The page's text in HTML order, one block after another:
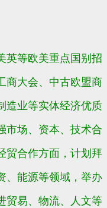
英等欧美重点国别招
商大会、中古欧盟商
造业等实体经济优质
市场、资本、技术合
贸合作方面，计划拜
、能源等领域，举办
贸易、物流、人文等